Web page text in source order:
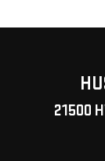
21500